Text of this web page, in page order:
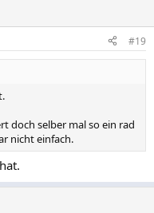
#19
doch selber mal so ein rad
nicht einfach.